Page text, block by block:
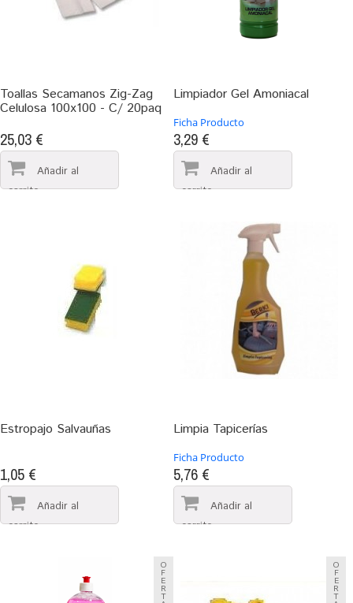
Toallas Secamanos Zig-Zag
Celulosa 100x100 - C/ 20paq
25,03 €
Limpiador Gel Amoniacal
Ficha Producto
3,29 €
Estropajo Salvauñas
1,05 €
Limpia Tapicerías
Ficha Producto
5,76 €
O
F
E
R
T
O
F
E
R
T